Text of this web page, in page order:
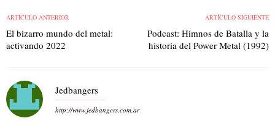
ARTÍCULO ANTERIOR
El bizarro mundo del metal:
activando 2022
ARTÍCULO SIGUIENTE
Podcast: Himnos de Batalla y la
historia del Power Metal (1992)
Jedbangers
http://www.jedbangers.com.ar